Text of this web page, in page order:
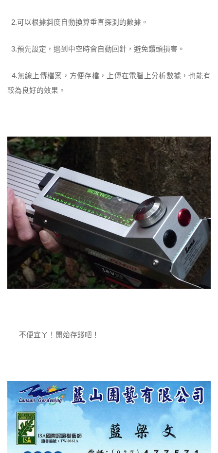
2.可以根據斜度自動換算垂直探測的數據。
3.預先設定，遇到中空時會自動回針，避免鑽頭損害。
4.無線上傳檔案，方便存檔，上傳在電腦上分析數據，也能有
較為良好的效果。
不便宜ㄚ！開始存錢吧！